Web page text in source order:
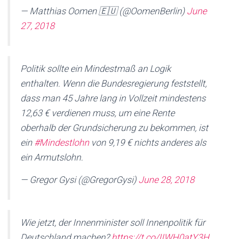
— Matthias Oomen 🇪🇺 (@OomenBerlin)June
27, 2018
Politik sollte ein Mindestmaß an Logik
enthalten. Wenn die Bundesregierung feststellt,
dass man 45 Jahre lang in Vollzeit mindestens
12,63 € verdienen muss, um eine Rente
oberhalb der Grundsicherung zu bekommen, ist
ein#Mindestlohnvon 9,19 € nichts anderes als
ein Armutslohn.
— Gregor Gysi (@GregorGysi)June 28, 2018
Wie jetzt, der Innenminister soll Innenpolitik für